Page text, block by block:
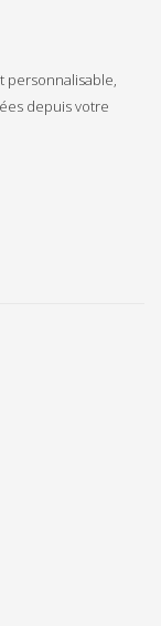
personnalisable,
depuis votre